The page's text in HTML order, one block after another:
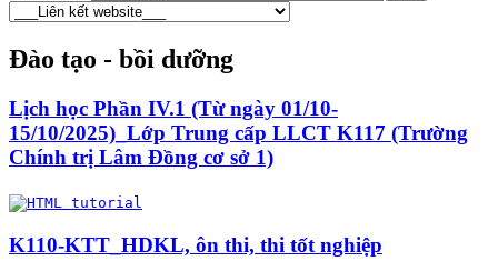
Đào tạo - bồi dưỡng
Lịch học Phần IV.1 (Từ ngày 01/10-
15/10/2025)_Lớp Trung cấp LLCT K117 (Trường
Chính trị Lâm Đồng cơ sở 1)
K110-KTT_HDKL, ôn thi, thi tốt nghiệp